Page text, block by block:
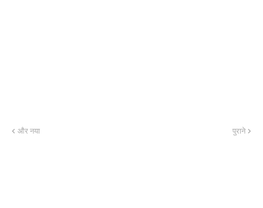
और नया पुराने